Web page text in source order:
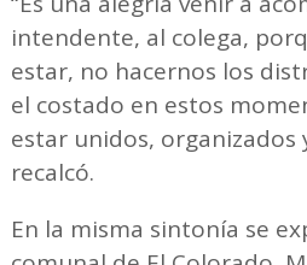
intendente, al colega,
estar, no hacernos los
el costado en estos
estar unidos, organizados
recalcó.
En la misma sintonía se